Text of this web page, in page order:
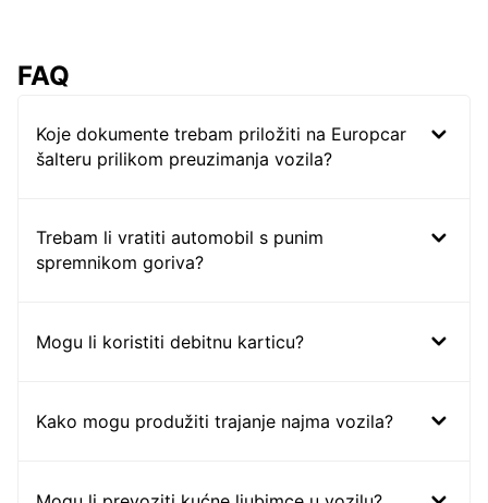
FAQ
Koje dokumente trebam priložiti na Europcar
šalteru prilikom preuzimanja vozila?
Trebam li vratiti automobil s punim
spremnikom goriva?
Mogu li koristiti debitnu karticu?
Kako mogu produžiti trajanje najma vozila?